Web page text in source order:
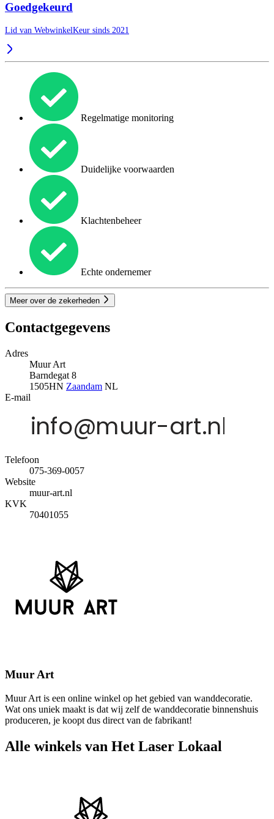
Goedgekeurd
Lid van WebwinkelKeur sinds 2021
Regelmatige monitoring
Duidelijke voorwaarden
Klachtenbeheer
Echte ondernemer
Meer over de zekerheden
Contactgegevens
Adres
Muur Art
Barndegat 8
1505HN Zaandam NL
E-mail
Telefoon
075-369-0057
Website
muur-art.nl
KVK
70401055
Muur Art
Muur Art is een online winkel op het gebied van wanddecoratie.
Wat ons uniek maakt is dat wij zelf de wanddecoratie binnenshuis
produceren, je koopt dus direct van de fabrikant!
Alle winkels van Het Laser Lokaal